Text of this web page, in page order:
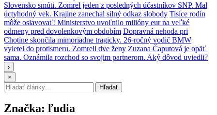
Slovensko smúti. Zomrel jeden z posledných účastníkov SNP. Mal
úctyhodný vek. Krajine zanechal silný odkaz slobody Tisíce rodín
môže oslavovať! Ministerstvo uvoľnilo milióny eur na veľké
odmeny pred dovolenkovým obdobím Dopravná nehoda pri
Chotíne skončila mimoriadne tragicky. 26-ročný vodič BMW
vyletel do protismeru. Zomreli dve ženy Zuzana Čaputová je opäť
sama. Oznámila rozchod so svojim partnerom. Aký dôvod uviedli?
›
×
Hľadať: Hľadať
Značka: ľudia